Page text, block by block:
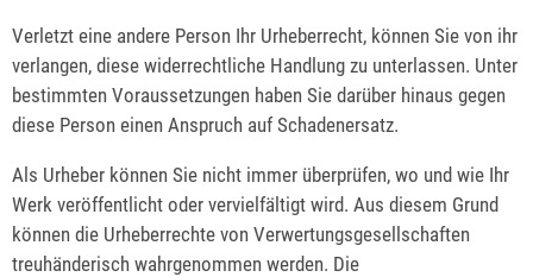
Verletzt eine andere Person Ihr Urheberrecht, können Sie von ihr
verlangen, diese widerrechtliche Handlung zu unterlassen. Unter
bestimmten Voraussetzungen haben Sie darüber hinaus gegen
diese Person einen Anspruch auf Schadenersatz.
Als Urheber können Sie nicht immer überprüfen, wo und wie Ihr
Werk veröffentlicht oder vervielfältigt wird. Aus diesem Grund
können die Urheberrechte von Verwertungsgesellschaften
treuhänderisch wahrgenommen werden. Die